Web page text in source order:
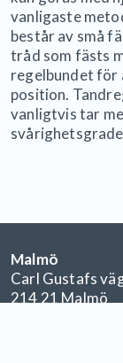
vanligaste
består av små
tråd som fästs
regelbundet
position.
vanligtvis tar
Malmö
Carl Gustafs
214 21 Malmö